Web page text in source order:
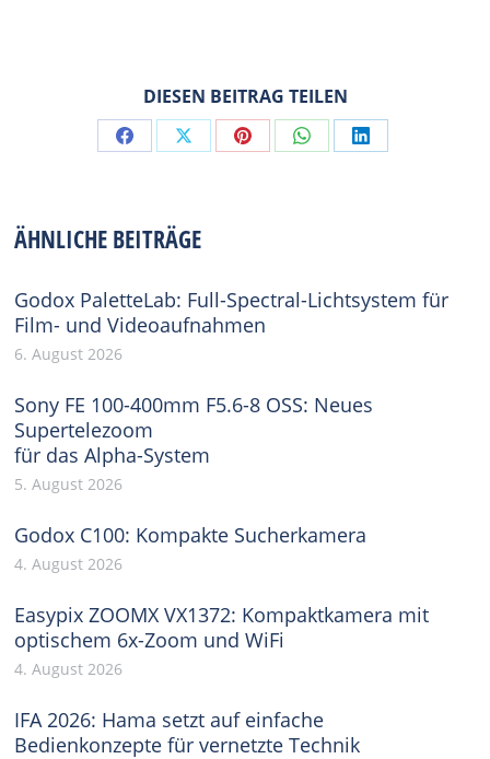
DIESEN BEITRAG TEILEN
Share Share Share Share Share
ÄHNLICHE BEITRÄGE
Godox PaletteLab: Full-Spectral-Lichtsystem für
Film- und Videoaufnahmen
6. August 2026
Sony FE 100-400mm F5.6-8 OSS: Neues
Supertelezoom
für das Alpha-System
5. August 2026
Godox C100: Kompakte Sucherkamera
4. August 2026
Easypix ZOOMX VX1372: Kompaktkamera mit
optischem 6x-Zoom und WiFi
4. August 2026
IFA 2026: Hama setzt auf einfache
Bedienkonzepte für vernetzte Technik